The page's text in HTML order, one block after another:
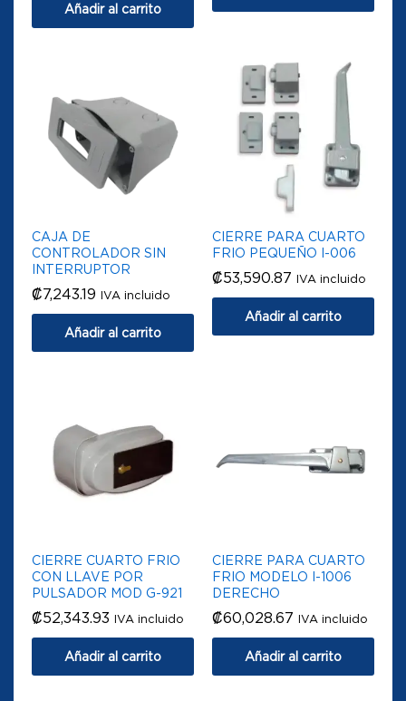
Añadir al carrito
CAJA DE
CONTROLADOR SIN
INTERRUPTOR
₡7,243.19 IVA incluido
Añadir al carrito
CIERRE PARA CUARTO
FRIO PEQUEÑO I-006
₡53,590.87 IVA incluido
Añadir al carrito
CIERRE CUARTO FRIO
CON LLAVE POR
PULSADOR MOD G-921
₡52,343.93 IVA incluido
Añadir al carrito
CIERRE PARA CUARTO
FRIO MODELO I-1006
DERECHO
₡60,028.67 IVA incluido
Añadir al carrito